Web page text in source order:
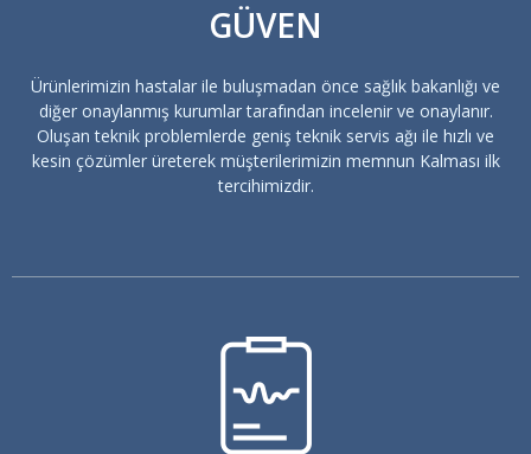
GÜVEN
Ürünlerimizin hastalar ile buluşmadan önce sağlık bakanlığı ve
diğer onaylanmış kurumlar tarafından incelenir ve onaylanır.
Oluşan teknik problemlerde geniş teknik servis ağı ile hızlı ve
kesin çözümler üreterek müşterilerimizin memnun Kalması ilk
tercihimizdir.